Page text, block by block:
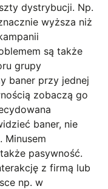
dystrybucji. Np.
wyższa niż
są także
grupy
baner przy jednej
zobaczą go
baner, nie
Minusem
pasywność.
z firmą lub
np. w